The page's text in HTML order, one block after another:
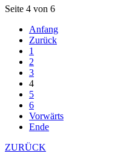
Seite 4 von 6
Anfang
Zurück
1
2
3
4
5
6
Vorwärts
Ende
ZURÜCK